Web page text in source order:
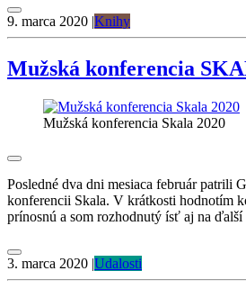
9. marca 2020 |Knihy
Mužská konferencia
Mužská konferencia Skala 2020
Posledné dva dni mesiaca február patrili
konferencii Skala. V krátkosti hodnotím
prínosnú a som rozhodnutý ísť aj na ďalší
3. marca 2020 |Udalosti